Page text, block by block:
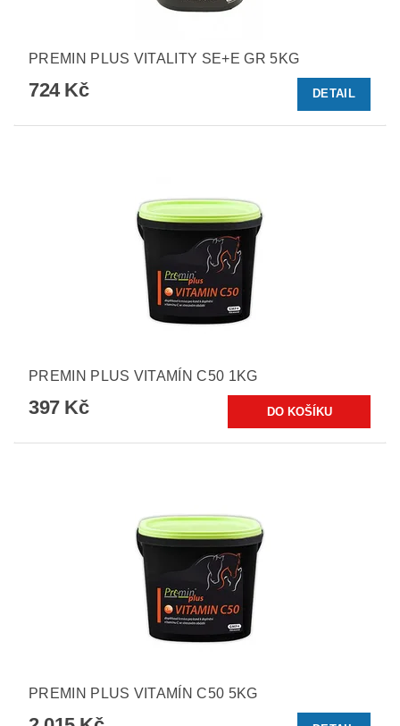
PREMIN PLUS VITALITY SE+E GR 5KG
724 Kč DETAIL
PREMIN PLUS VITAMÍN C50 1KG
397 Kč
PREMIN PLUS VITAMÍN C50 5KG